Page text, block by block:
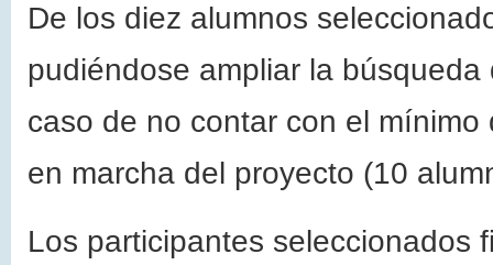
De los diez alumnos
pudiéndose ampliar la
caso de no contar con el
en marcha del proyecto (10
Los participantes seleccionados